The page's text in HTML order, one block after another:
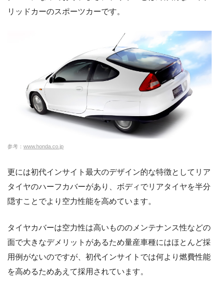
リッドカーのスポーツカーです。
参考： www.honda.co.jp
更には初代インサイト最大のデザイン的な特徴としてリア
タイヤのハーフカバーがあり、ボディでリアタイヤを半分
隠すことでより空力性能を高めています。
タイヤカバーは空力性は高いもののメンテナンス性などの
面で大きなデメリットがあるため量産車種にはほとんど採
用例がないのですが、初代インサイトでは何より燃費性能
を高めるためあえて採用されています。